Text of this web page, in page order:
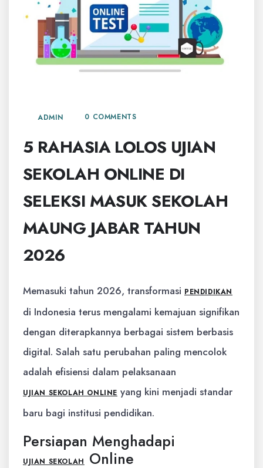
ADMIN 0 COMMENTS
5 RAHASIA LOLOS UJIAN
SEKOLAH ONLINE DI
SELEKSI MASUK SEKOLAH
MAUNG JABAR TAHUN
2026
Memasuki tahun 2026, transformasi PENDIDIKAN
di Indonesia terus mengalami kemajuan signifikan
dengan diterapkannya berbagai sistem berbasis
digital. Salah satu perubahan paling mencolok
adalah efisiensi dalam pelaksanaan
UJIAN SEKOLAH ONLINE yang kini menjadi standar
baru bagi institusi pendidikan.
Persiapan Menghadapi
UJIAN SEKOLAH Online